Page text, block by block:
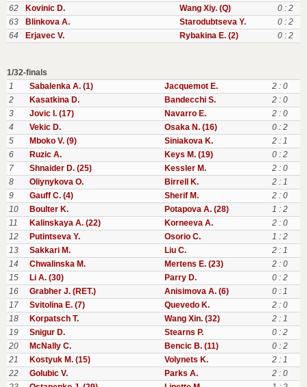
62
Kovinic D. Wang Xiy. (Q)
0 : 2
63
Blinkova A. Starodubtseva Y.
0 : 2
64
Erjavec V. Rybakina E. (2) 0 : 2
1/32-finals
1
Sabalenka A. (1) Jacquemot E.
2 : 0
2
Kasatkina D. Bandecchi S.
2 : 0
3
Jovic I. (17) Navarro E.
2 : 0
4
Vekic D. Osaka N. (16)
0 : 2
5
Mboko V. (9) Siniakova K.
2 : 1
6
Ruzic A. Keys M. (19)
0 : 2
7
Shnaider D. (25) Kessler M.
2 : 0
8
Oliynykova O. Birrell K.
2 : 1
9
Gauff C. (4) Sherif M.
2 : 0
10
Boulter K. Potapova A. (28)
1 : 2
11
Kalinskaya A. (22) Korneeva A.
2 : 0
12
Putintseva Y. Osorio C.
1 : 2
13
Sakkari M. Liu C.
2 : 1
14
Chwalinska M. Mertens E. (23)
2 : 0
15
Li A. (30) Parry D.
0 : 2
16
Grabher J. (RET.) Anisimova A. (6)
0 : 1
17
Svitolina E. (7) Quevedo K.
2 : 0
18
Korpatsch T. Wang Xin. (32)
2 : 1
19
Snigur D. Stearns P.
0 : 2
20
McNally C. Bencic B. (11)
0 : 2
21
Kostyuk M. (15) Volynets K.
2 : 1
22
Golubic V. Parks A.
2 : 0